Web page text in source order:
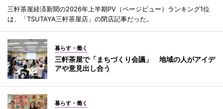
三軒茶屋経済新聞の2026年上半期PV（ページビュー）ランキング1位
は、「TSUTAYA三軒茶屋店」の閉店記事だった。
暮らす・働く
三軒茶屋で「まちづくり会議」 地域の人がアイデ
アや意見出し合う
暮らす・働く